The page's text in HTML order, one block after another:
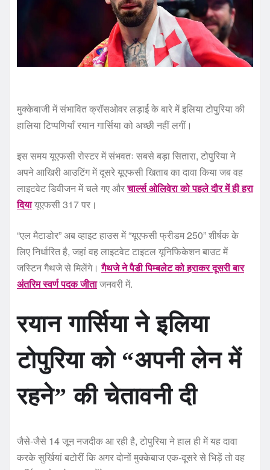
मुक्केबाजी में संभावित क्रॉसओवर लड़ाई के बारे में इलिया टोपुरिया की
हालिया टिप्पणियाँ रयान गार्सिया को अच्छी नहीं लगीं।
इस समय यूएफसी रोस्टर में संभवतः सबसे बड़ा सितारा, टोपुरिया ने
अपने आखिरी आउटिंग में दूसरे यूएफसी खिताब का दावा किया जब वह
लाइटवेट डिवीजन में चले गए औरचार्ल्स ओलिवेरा को पहले दौर में ही हरा
दियायूएफसी 317 पर।
“एल मैटाडोर” अब व्हाइट हाउस में “यूएफसी फ्रीडम 250” शीर्षक के
लिए निर्धारित है, जहां वह लाइटवेट टाइटल यूनिफिकेशन बाउट में
जस्टिन गैथजे से मिलेंगे।गैथजे ने पैडी पिम्बलेट को हराकर दूसरी बार
अंतरिम स्वर्ण पदक जीताजनवरी में.
रयान गार्सिया ने इलिया
टोपुरिया को “अपनी लेन में
रहने” की चेतावनी दी
जैसे-जैसे 14 जून नजदीक आ रही है, टोपुरिया ने हाल ही में यह दावा
करके सुर्खियां बटोरीं कि अगर दोनों मुक्केबाज एक-दूसरे से भिड़ें तो वह